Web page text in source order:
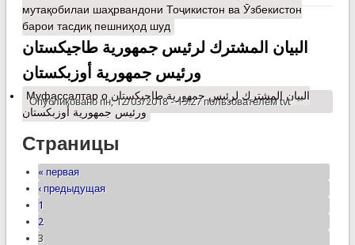
мутақобилаи шаҳрвандони Тоҷикистон ва Ӯзбекистон
барои тасдиқ пешниҳод шуд
البيان المشترك لرئيس جمهورية طاجيكستان
ورئيس جمهورية أوزبكستان
Опубликовано пн, 12/03/2018 - 19:27 пользователемtvt
Муфассалтаро البيان المشترك لرئيس جمهورية طاجيكستان
ورئيس جمهورية أوزبكستان
Страницы
« первая
‹ предыдущая
1
2
3